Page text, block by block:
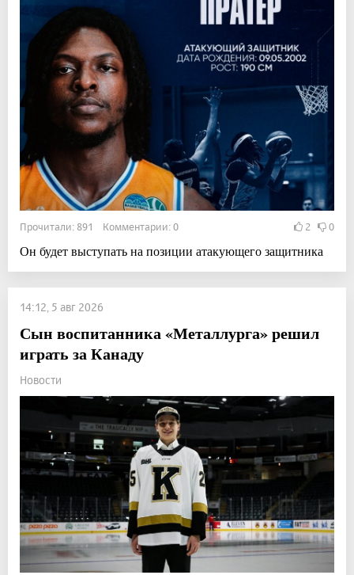
Прочитали: 891 Комментарии: 0 2 0
Он будет выступать на позиции атакующего защитника
14:12, 5 авг 2026
Сын воспитанника «Металлурга» решил
играть за Канаду
Новости